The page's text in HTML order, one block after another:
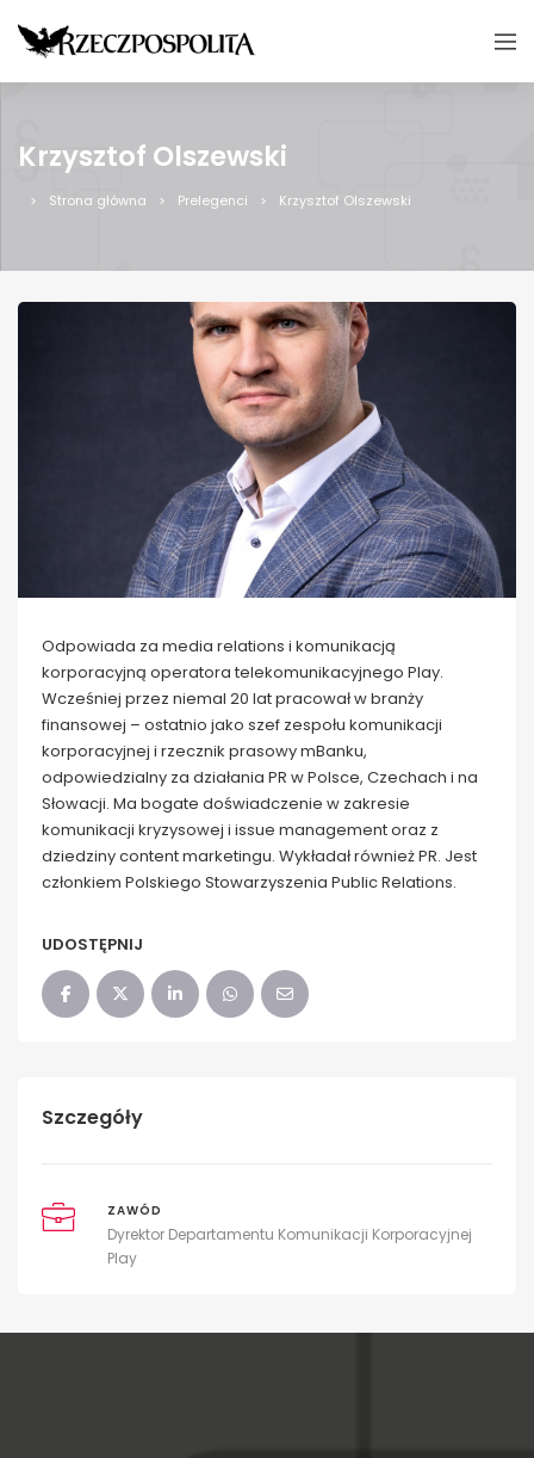
Krzysztof Olszewski
Strona główna Prelegenci Krzysztof Olszewski
Odpowiada za media relations i komunikacją
korporacyjną operatora telekomunikacyjnego Play.
Wcześniej przez niemal 20 lat pracował w branży
finansowej – ostatnio jako szef zespołu komunikacji
korporacyjnej i rzecznik prasowy mBanku,
odpowiedzialny za działania PR w Polsce, Czechach i na
Słowacji. Ma bogate doświadczenie w zakresie
komunikacji kryzysowej i issue management oraz z
dziedziny content marketingu. Wykładał również PR. Jest
członkiem Polskiego Stowarzyszenia Public Relations.
UDOSTĘPNIJ
Szczegóły
ZAWÓD
Dyrektor Departamentu Komunikacji Korporacyjnej
Play